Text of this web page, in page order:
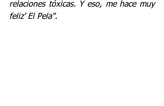
relaciones tóxicas. Y eso, me hace muy
feliz' El Pela".